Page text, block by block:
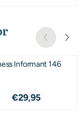
Informant 146
Prijs: 29,95
€29,95